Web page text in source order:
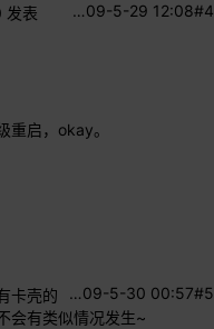
#4
09-5-29 12:08
…
发表
重启，okay。
#5
09-5-30 00:57
…
卡壳的
会有类似情况发生~